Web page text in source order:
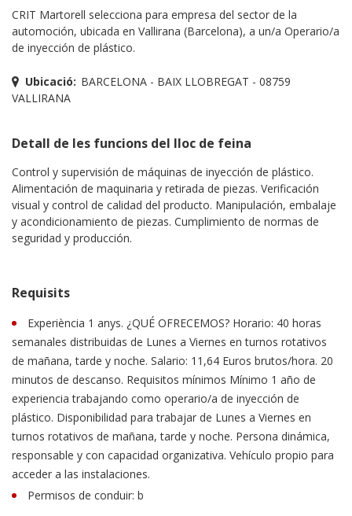
CRIT Martorell selecciona para empresa del sector de la
automoción, ubicada en Vallirana (Barcelona), a un/a Operario/a
de inyección de plástico.
Ubicació: BARCELONA - BAIX LLOBREGAT - 08759
VALLIRANA
Detall de les funcions del lloc de feina
Control y supervisión de máquinas de inyección de plástico.
Alimentación de maquinaria y retirada de piezas. Verificación
visual y control de calidad del producto. Manipulación, embalaje
y acondicionamiento de piezas. Cumplimiento de normas de
seguridad y producción.
Requisits
Experiència 1 anys. ¿QUÉ OFRECEMOS? Horario: 40 horas
semanales distribuidas de Lunes a Viernes en turnos rotativos
de mañana, tarde y noche. Salario: 11,64 Euros brutos/hora. 20
minutos de descanso. Requisitos mínimos Mínimo 1 año de
experiencia trabajando como operario/a de inyección de
plástico. Disponibilidad para trabajar de Lunes a Viernes en
turnos rotativos de mañana, tarde y noche. Persona dinámica,
responsable y con capacidad organizativa. Vehículo propio para
acceder a las instalaciones.
Permisos de conduir: b